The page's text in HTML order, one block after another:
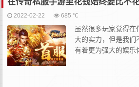
2022-02-22 685 ℃
虽然很多玩家觉得
大的实力，但是我
有着更为强大的娱乐